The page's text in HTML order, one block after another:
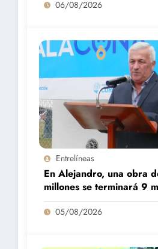
06/08/2026
Entrelíneas
En Alejandro, una obra
millones se terminará 9
de lo previsto
05/08/2026